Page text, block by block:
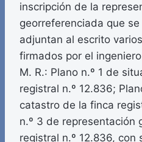
inscripción de la
georreferenciada que
adjuntan al escrito
firmados por el
M. R.: Plano n.º 1 de
registral n.º 12.836;
catastro de la finca
n.º 3 de representación
registral n.º 12.836, con